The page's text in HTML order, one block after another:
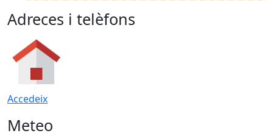
Adreces i telèfons
Accedeix
Meteo